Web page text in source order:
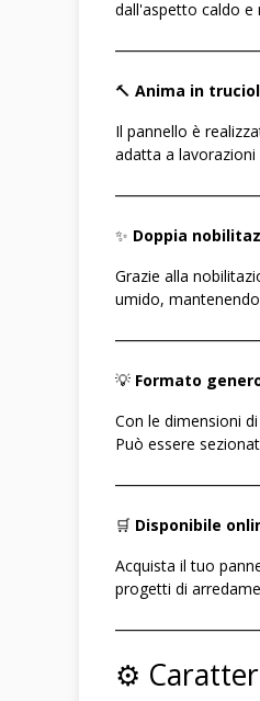
dall'aspetto caldo e
🔨 Anima in
Il pannello è
adatta a
✨ Doppia
Grazie alla
umido,
💡 Formato
Con le dimensioni di
Può essere
🛒 Disponibile
Acquista il tuo
progetti di
⚙️